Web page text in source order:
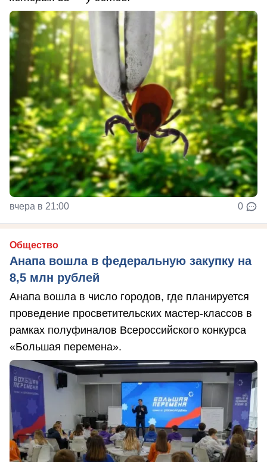
вчера в 21:00 0
Общество
Анапа вошла в федеральную закупку на
8,5 млн рублей
Анапа вошла в число городов, где планируется
проведение просветительских мастер-классов в
рамках полуфиналов Всероссийского конкурса
«Большая перемена».